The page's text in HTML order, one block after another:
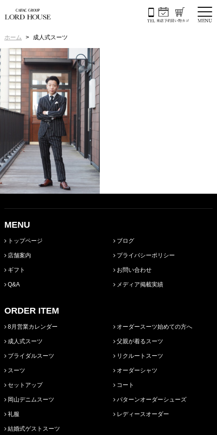
ホーム 成人式スーツ
MENU
トップページ
店舗案内
ギフト
Q&A
ブログ
プライバシーポリシー
お問い合わせ
メディア掲載実績
ORDER ITEM
8月営業カレンダー
成人式スーツ
ブライダルスーツ
スーツ
セットアップ
岡山デニムスーツ
礼服
結婚式ゲストスーツ
オーダースーツ始めての方へ
父親が着るスーツ
リクルートスーツ
オーダーシャツ
コート
パターンオーダーシューズ
レディースオーダー